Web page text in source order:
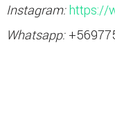
Instagram:https://
Whatsapp: